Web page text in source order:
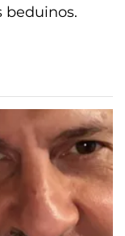
beduinos.